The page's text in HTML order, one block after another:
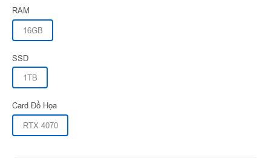
RAM
16GB
SSD
1TB
Card Đồ Họa
RTX 4070